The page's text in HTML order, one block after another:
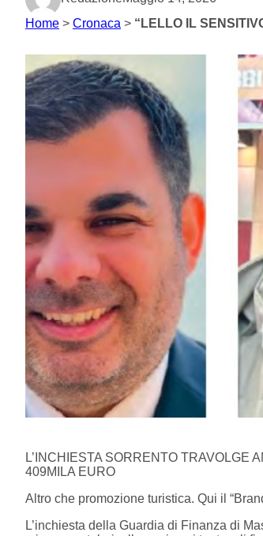
Home > Cronaca > “LELLO IL
L’INCHIESTA SORRENTO TRAVOLGE
409MILA EURO
Altro che promozione turistica. Qui il
L’inchiesta della Guardia di Finanza di